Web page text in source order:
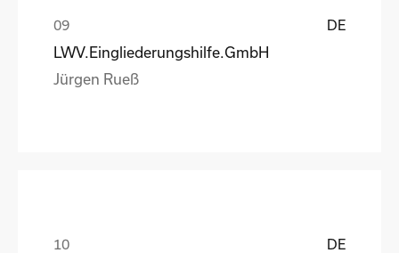
DE
LWV.Eingliederungshilfe.GmbH
Jürgen Rueß
DE